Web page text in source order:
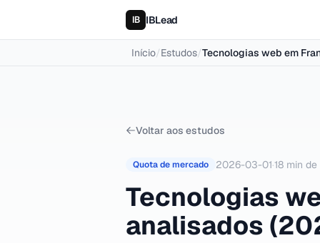
IBLead
Início/Estudos/Tecnologias web em
Voltar aos estudos
Quota de mercado 2026-03-01·18 min
Tecnologias
analisados